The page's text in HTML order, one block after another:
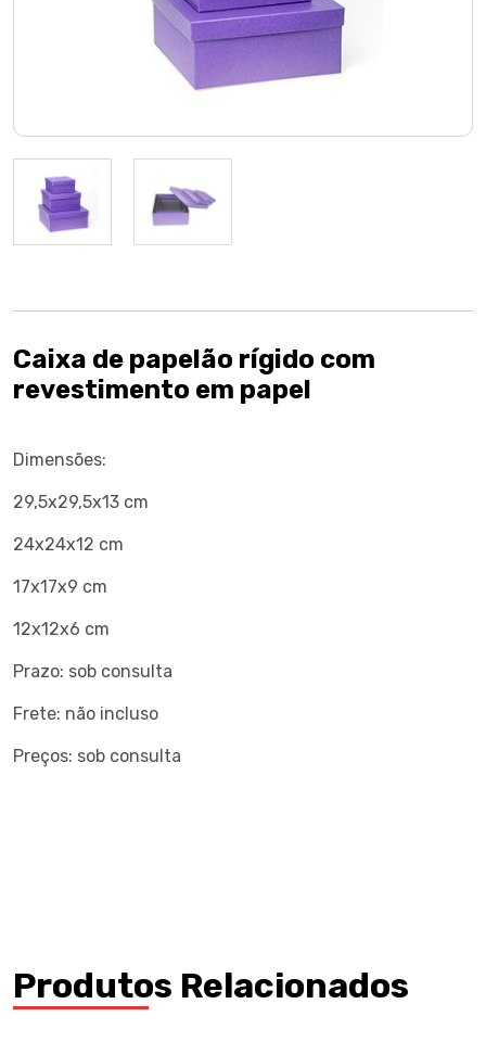
Caixa de papelão rígido com
revestimento em papel
Dimensões:
29,5x29,5x13 cm
24x24x12 cm
17x17x9 cm
12x12x6 cm
Prazo: sob consulta
Frete: não incluso
Preços: sob consulta
Produtos Relacionados